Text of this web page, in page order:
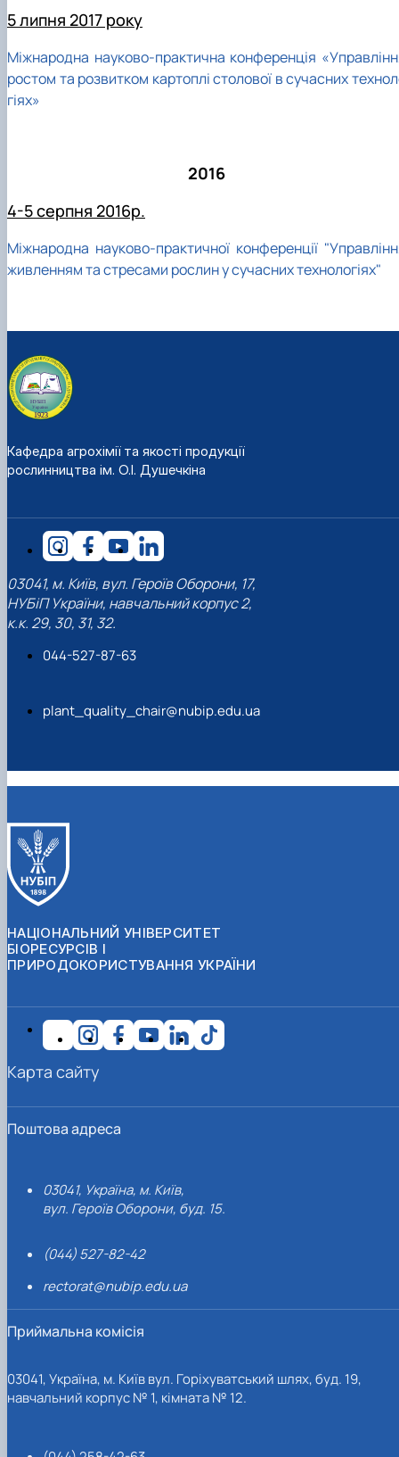
5 липня 2017 року
Міжнародна науково-практична конференція
ростом та розвитком картоплі столової в сучасних
гіях»
2016
4-5 серпня 2016р.
Міжнародна науково-практичної конференції
живленням та стресами рослин у сучасних технологіях"
Кафедра агрохімії та якості продукції
рослинництва ім. О.І. Душечкіна
03041, м. Київ, вул. Героїв Оборони, 17,
НУБіП України, навчальний корпус 2,
к.к. 29, 30, 31, 32.
044-527-87-63
plant_quality_chair@nubip.edu.ua
НАЦІОНАЛЬНИЙ УНІВЕРСИТЕТ
БІОРЕСУРСІВ І
ПРИРОДОКОРИСТУВАННЯ УКРАЇНИ
Поштова адреса
03041, Україна, м. Київ,
вул. Героїв Оборони, буд. 15.
(044) 527-82-42
rectorat@nubip.edu.ua
Приймальна комісія
03041, Україна, м. Київ вул. Горіхуватський шлях, буд. 19,
навчальний корпус № 1, кімната № 12.
Карта сайту